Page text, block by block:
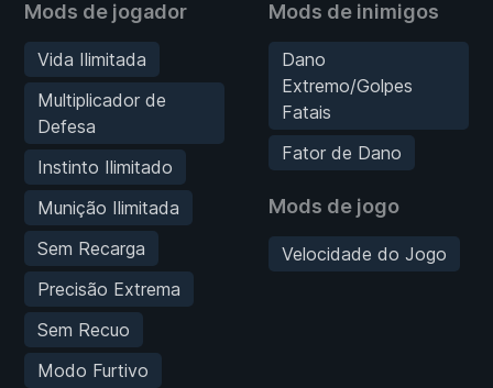
Mods de jogador
Vida Ilimitada
Multiplicador de
Defesa
Instinto Ilimitado
Munição Ilimitada
Sem Recarga
Precisão Extrema
Sem Recuo
Modo Furtivo
Mods de inimigos
Dano
Extremo/Golpes
Fatais
Fator de Dano
Mods de jogo
Velocidade do Jogo